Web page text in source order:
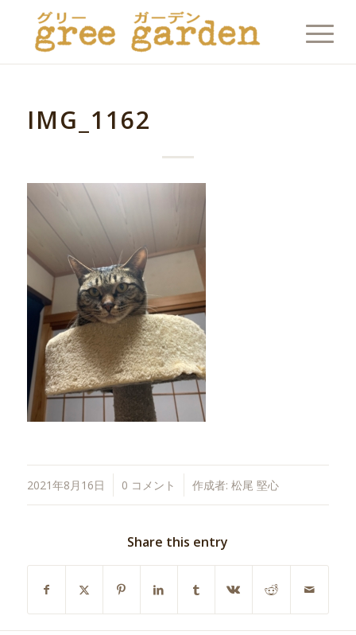
IMG_1162
2021年8月16日 0 コメント
/ 作成者: 松尾 堅心
Share this entry